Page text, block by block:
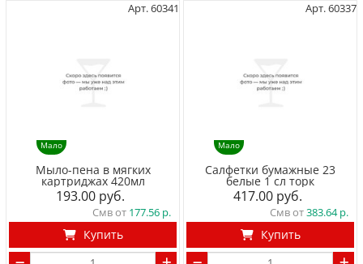
Арт. 60341
Мало
Мыло-пена в мягких
картриджах 420мл
193.00
Смв от 177.56
Купить
Арт. 60337
Мало
Салфетки бумажные 23
белые 1 сл торк
417.00
Смв от383.64
Купить